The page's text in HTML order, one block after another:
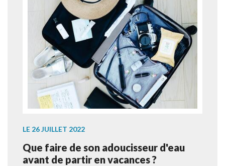
LE 26 JUILLET 2022
Que faire de son adoucisseur d'eau
avant de partir en vacances ?